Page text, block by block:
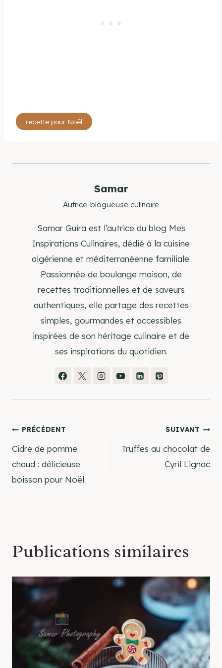
Étiquettes
de
publication :
recette pour Noël
Samar
Autrice-blogueuse culinaire
Samar Guira est l’autrice du blog Mes
Inspirations Culinaires, dédié à la cuisine
algérienne et méditerranéenne familiale.
Passionnée de boulange maison, de
recettes traditionnelles et de saveurs
authentiques, elle partage des recettes
simples, gourmandes et accessibles
inspirées de son héritage culinaire et de
ses inspirations du quotidien.
Navigation
de
l’article
PRÉCÉDENT
Cidre de pomme
chaud : délicieuse
boisson pour Noël
SUIVANT
Truffes au chocolat de
Cyril Lignac
Publications similaires